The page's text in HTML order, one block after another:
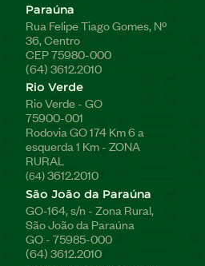
Paraúna
Rua Felipe Tiago Gomes, Nº
36, Centro
CEP 75980-000
(64) 3612.2010
Rio Verde
Rio Verde - GO
75900-001
Rodovia GO 174 Km 6 a
esquerda 1 Km - ZONA
RURAL
(64)3612.2010
São João da Paraúna
GO-164, s/n - Zona Rural,
São João da Paraúna
GO - 75985-000
(64) 3612.2010